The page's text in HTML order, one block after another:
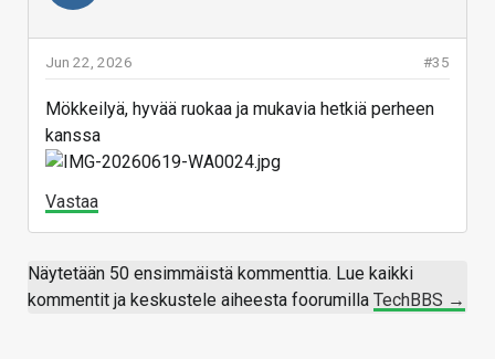
#35
Jun 22, 2026
Mökkeilyä, hyvää ruokaa ja mukavia hetkiä perheen
kanssa
Vastaa
Näytetään 50 ensimmäistä kommenttia. Lue kaikki
kommentit ja keskustele aiheesta foorumilla TechBBS →